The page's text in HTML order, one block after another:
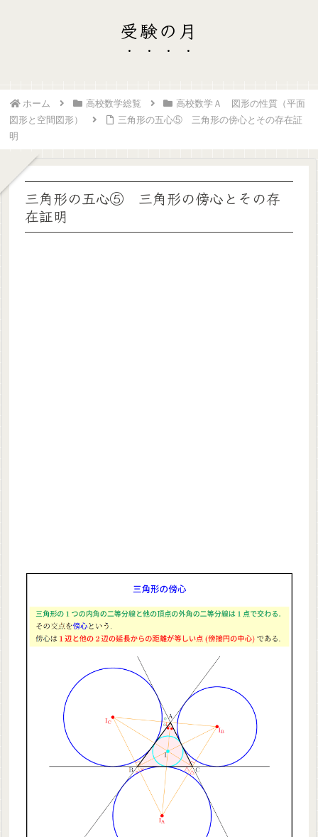
受験の月
ホーム 高校数学総覧
高校数学Ａ 図形の性質（平面
図形と空間図形）
三角形の五心⑤ 三角形の傍心とその存在証
明
三角形の五心⑤ 三角形の傍心とその存
在証明